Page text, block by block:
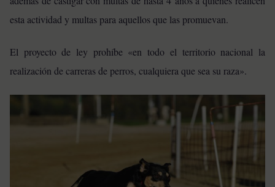
esta actividad y multas para aquellos que las promuevan.
El proyecto de ley prohíbe «en todo el territorio nacional la
realización de carreras de perros, cualquiera que sea su raza».